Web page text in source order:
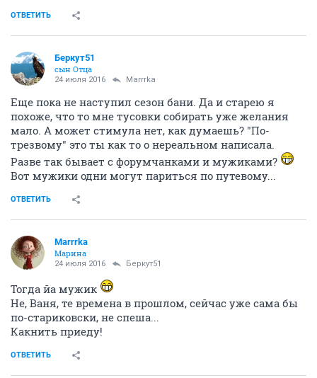
ОТВЕТИТЬ
Беркут51
сын Отца
24 июля 2016 Marrrka
Еще пока не наступил сезон бани. Да и старею я
похоже, что то мне тусовки собирать уже желания
мало. А может стимула нет, как думаешь? "По-
трезвому" это ты как то о нереальном написала.
Разве так бывает с форумчанками и мужиками?
Вот мужики одни могут париться по путевому...
ОТВЕТИТЬ
Marrrka
Марина
24 июля 2016 Беркут51
Тогда йа мужик
Не, Ваня, те времена в прошлом, сейчас уже сама бы
по-стариковски, не спеша...
Какнить приеду!
ОТВЕТИТЬ